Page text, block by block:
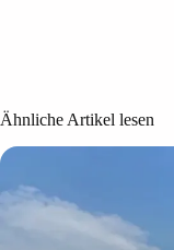
Ähnliche Artikel lesen